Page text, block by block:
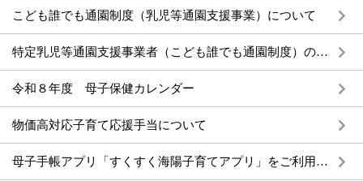
こども誰でも通園制度（乳児等通園支援事業）について
特定乳児等通園支援事業者（こども誰でも通園制度）の告示について
令和８年度 母子保健カレンダー
物価高対応子育て応援手当について
母子手帳アプリ「すくすく海陽子育てアプリ」をご利用ください